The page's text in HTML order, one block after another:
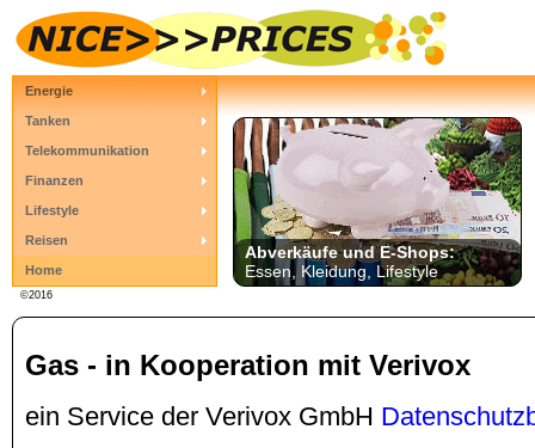
Energie
Tanken
Telekommunikation
Finanzen
Lifestyle
Reisen
Home
©2016
Abverkäufe und E-Shops:
Essen, Kleidung, Lifestyle
Gas - in Kooperation mit Verivox
ein Service der Verivox GmbH